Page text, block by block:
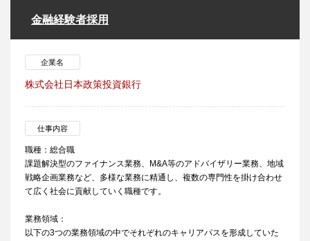
金融経験者採用
企業名
株式会社日本政策投資銀行
仕事内容
職種：総合職
課題解決型のファイナンス業務、M&A等のアドバイザリー業務、地域
戦略企画業務など、多様な業務に精通し、複数の専門性を掛け合わせ
て広く社会に貢献していく職種です。
業務領域：
以下の3つの業務領域の中でそれぞれのキャリアパスを形成していた